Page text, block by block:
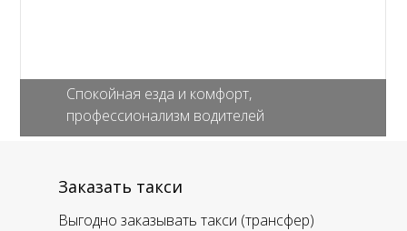
Спокойная езда и комфорт,
профессионализм водителей
Выгодно заказывать такси (трансфер)
Заказать такси